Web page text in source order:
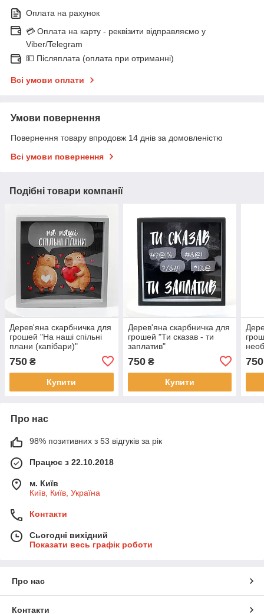
Оплата на рахунок
💳 Оплата на карту - реквізити відправляємо у
Viber/Telegram
💵 Післяплата (оплата при отриманні)
Всі умови оплати
Умови повернення
Повернення товару впродовж 14 днів за домовленістю
Всі умови повернення
Подібні товари компанії
Дерев'яна скарбничка для
грошей "На наші спільні
плани (капібари)"
750 ₴
Купити
Дерев'яна скарбничка для
грошей "Ти сказав - ти
заплатив"
750₴
Купити
750
Про нас
98% позитивних з 53 відгуків за рік
Працює з 22.10.2018
м. Київ
Київ, Київ, Україна
Контакти
Сьогодні вихідний
Показати весь графік роботи
Про нас
Контакти